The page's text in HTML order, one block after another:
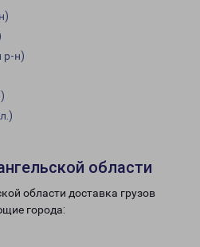
р-н)
области
области доставка грузов
города: